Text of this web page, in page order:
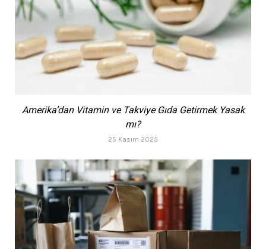
Amerika’dan Vitamin ve Takviye Gıda Getirmek Yasak
mı?
25 Kasım 2025